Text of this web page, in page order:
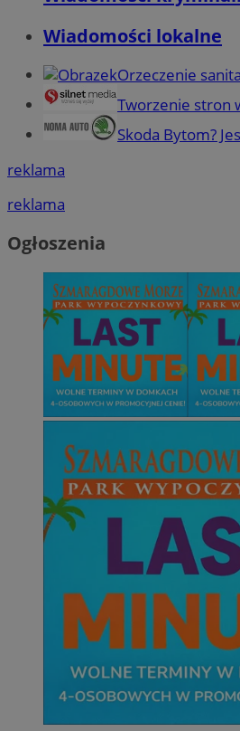
Wiadomości lokalne
Orzeczenie
Tworzenie stron
Skoda Bytom?
reklama
reklama
Ogłoszenia